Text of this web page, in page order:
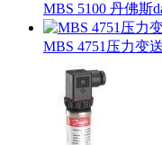
MBS 5100 丹佛斯
MBS 4751压力变